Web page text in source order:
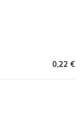
0,22 €